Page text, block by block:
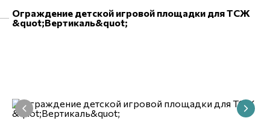
Ограждение детской игровой площадки для ТСЖ
&quot;Вертикаль&quot;